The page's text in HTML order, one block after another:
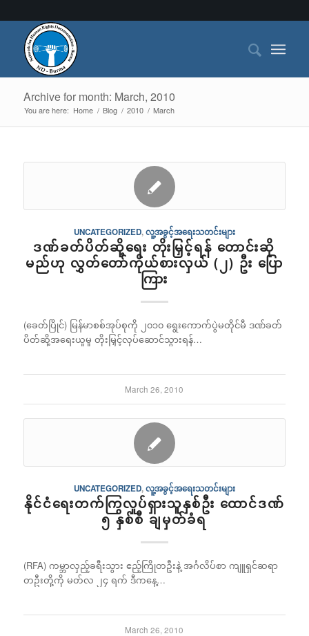
Archive for month: March, 2010
You are here: Home / Blog / 2010 / March
UNCATEGORIZED,လူ့အခွင့်အရေးသတင်းများ
ဒဏ်ခတ်ပိတ်ဆို့ရေး တိုးမြှင့်ရန် တောင်းဆို
မည်ဟု လွှတ်တော်ကိုယ်စားလှယ် (၂) ဦး ပြော
ကြား
(ခေတ်ပြိုင်) မြန်မာစစ်အုပ်စုကို ၂၀၁၀ ရွေးကောက်ပွဲမတိုင်မီ ဒဏ်ခတ်
ပိတ်ဆို့အရေးယူမှု တိုးမြှင့်လုပ်ဆောင်သွားရန်…
March 26, 2010
UNCATEGORIZED,လူ့အခွင့်အရေးသတင်းများ
နိုင်ငံရေးတက်ကြွလှုပ်ရှားသူနှစ်ဦး ထောင်ဒဏ်
၅ နှစ်စီ ချမှတ်ခံရ
(RFA) ကမ္ဘာလှည့်ခရီးသွား ဧည့်ကြိုတဦးနဲ့ အင်္ဂလိပ်စာ ကျူရှင်ဆရာ
တဦးတို့ကို မတ်လ ၂၄ ရက် ဒီကနေ့…
March 26, 2010